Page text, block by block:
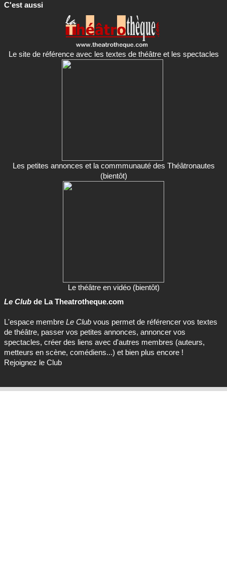
C'est aussi
Le site de référence avec les textes de théâtre et les spectacles
Les petites annonces et la commmunauté des Théâtronautes
(bientôt)
Le théâtre en vidéo (bientôt)
Le Club de La Theatrotheque.com
L'espace membre Le Club vous permet de référencer vos textes
de théâtre, passer vos petites annonces, annoncer vos
spectacles, créer des liens avec d'autres membres (auteurs,
metteurs en scène, comédiens...) et bien plus encore !
Rejoignez le Club